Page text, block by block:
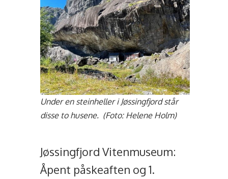
Under en steinheller i Jøssingfjord står
disse to husene. (Foto: Helene Holm)
Jøssingfjord Vitenmuseum:
Åpent påskeaften og 1.